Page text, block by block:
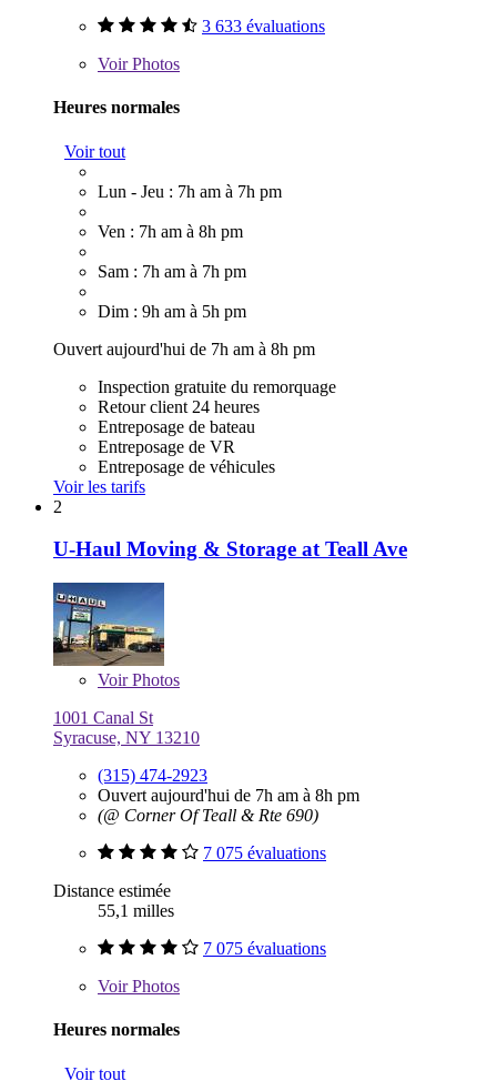
3 633 évaluations
VoirPhotos
Heures normales
Voir tout
Lun - Jeu : 7h am à 7h pm
Ven : 7h am à 8h pm
Sam : 7h am à 7h pm
Dim : 9h am à 5h pm
Ouvert aujourd'hui de 7h am à 8h pm
Inspection gratuite du remorquage
Retour client 24 heures
Entreposage de bateau
Entreposage de VR
Entreposage de véhicules
Voir les tarifs
2
U-Haul Moving & Storage at Teall Ave
VoirPhotos
1001 Canal St
Syracuse, NY 13210
(315) 474-2923
Ouvert aujourd'hui de 7h am à 8h pm
(@ Corner Of Teall & Rte 690)
7 075 évaluations
Distance estimée
55,1 milles
7 075 évaluations
VoirPhotos
Heures normales
Voir tout